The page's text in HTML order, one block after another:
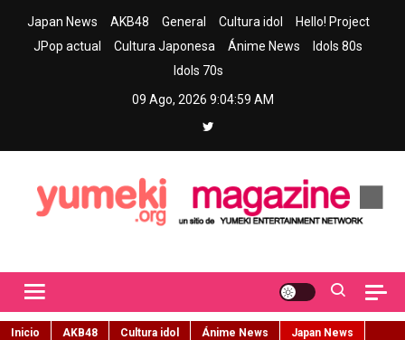
Japan News AKB48 General Cultura idol
Hello! Project
JPop actual
Cultura Japonesa Ánime News
Idols 80s
Idols 70s
09 Ago, 2026 9:05:01 AM
Inicio AKB48 Cultura idol Ánime News
Japan News